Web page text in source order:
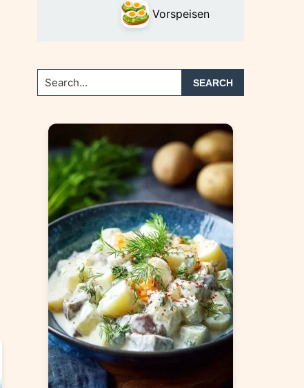
Vorspeisen
Search...